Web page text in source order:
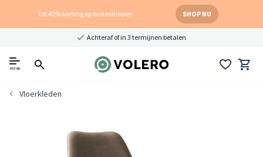
Tot 40% korting op buitenkleden SHOP NU
Achteraf of in 3 termijnen betalen
menu
Vloerkleden